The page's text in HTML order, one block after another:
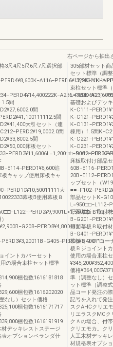
3尺4尺5尺6尺7尺選択部
間
間
間
大引セット（連
間
間
床板セット
追
板キャップ使用床板キャ
大
幕板B使用幕板Ｂ
イントカバーセット
の場合束柱セット標準
梱包数1616181818
梱包数1616202020
なし）セット価格
梱包数1616171717
梱包数1616191919
デッキレストステージ
オプションベランダ仕
右ページから抽出
305部材セット
セット標準（調
束柱セット標準
基礎およびデッ
棟用）1.5間
床板取付け部品
ップセット（
部品セット
正面幕板Ｂ取付
側面幕板Ｂ取付
幕板Ｂ９０°コー
板Ｂジョイント
使用の場合束柱
価格
準（調整なし）
ット標準（調整
品コード発注の
記号を入れて発
スクAHCクリエ
リエラスクMC
クＡの場合、付
クリエモカ。ク
人工木材デッキ
材規格表オプシ